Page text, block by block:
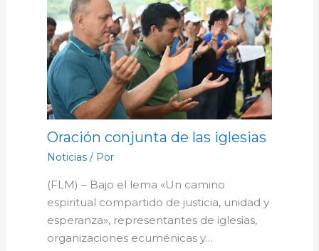
Oración conjunta de las iglesias
Noticias/ Por
(FLM) – Bajo el lema «Un camino
espiritual compartido de justicia, unidad y
esperanza», representantes de iglesias,
organizaciones ecuménicas y…